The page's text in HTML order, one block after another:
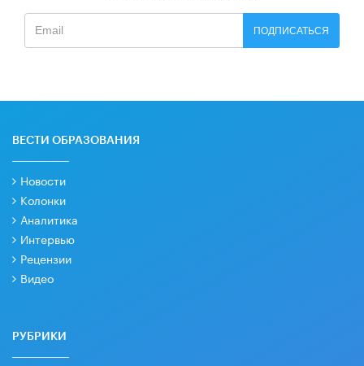
ПОДПИСАТЬСЯ
ВЕСТИ ОБРАЗОВАНИЯ
Новости
Колонки
Аналитика
Интервью
Рецензии
Видео
РУБРИКИ